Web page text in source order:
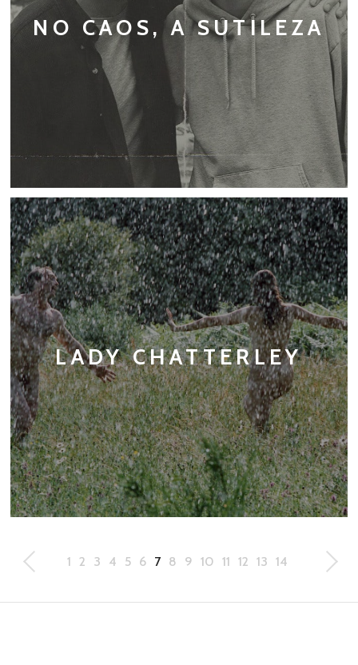
NO CAOS, A SUTILEZA
LADY CHATTERLEY
1 2 3 4 5 6 7 8 9 10 11 12 13 14